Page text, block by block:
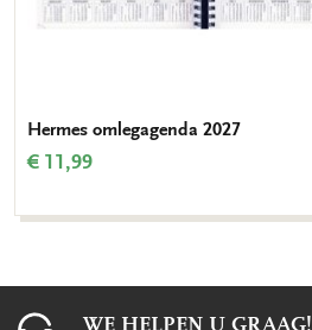
Hermes omlegagenda 2027
€ 11,99